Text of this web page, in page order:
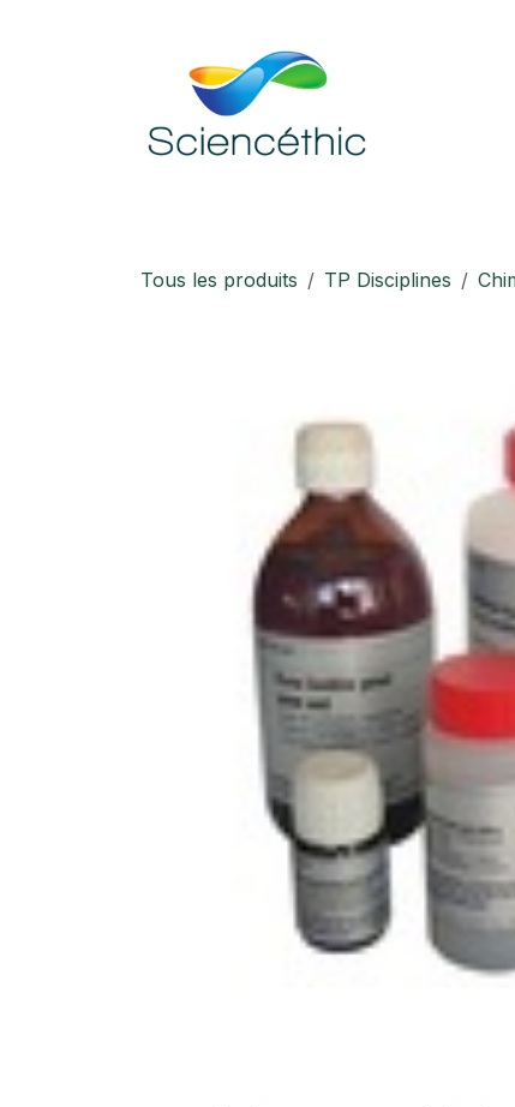
Tous les produits TP Disciplines